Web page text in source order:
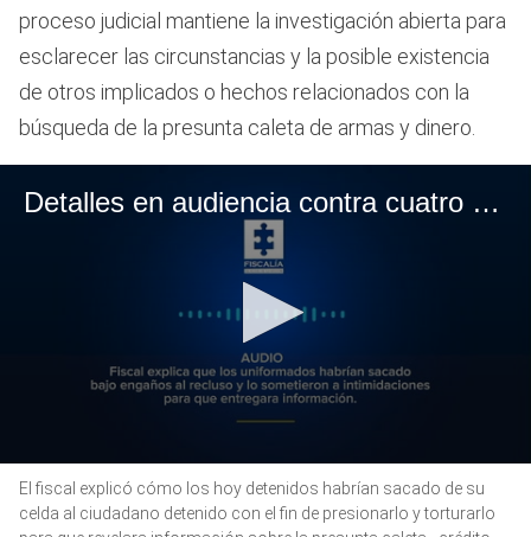
proceso judicial mantiene la investigación abierta para
esclarecer las circunstancias y la posible existencia
de otros implicados o hechos relacionados con la
búsqueda de la presunta caleta de armas y dinero.
Detalles en audiencia contra cuatro uniformados que habrían torturado a un privado de la libertad: todo por una presunta caleta - parte 2
seconds
El fiscal explicó cómo los hoy detenidos habrían sacado de su
celda al ciudadano detenido con el fin de presionarlo y torturarlo